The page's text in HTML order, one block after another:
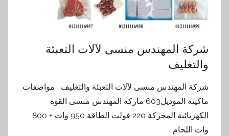
شركة المهندس منسى لآلات التعبئة
والتغليف
شركة المهندس منسى لآلات التعبئة والتغليف مواصفات
ماكينة الموديل603 ماركة المهندس منسى القوة
الكهربائية المحركة 220 فولت الطاقة 950 وات + 800
وات اللحام